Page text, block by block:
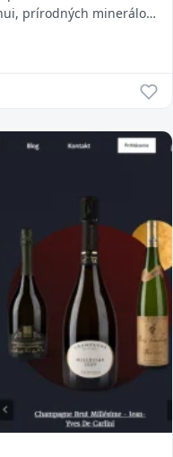
prírodných minerálov,